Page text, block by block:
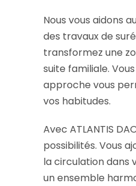
Nous vous aidons
des travaux de
transformez une
suite familiale.
approche vous
vos habitudes.
Avec ATLANTIS
possibilités. Vous
la circulation dans
un ensemble